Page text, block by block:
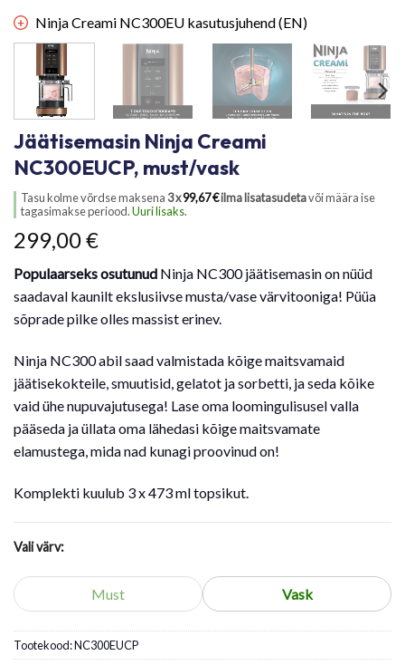
Ninja Creami NC300EU kasutusjuhend (EN)
Jäätisemasin Ninja Creami
NC300EUCP, must/vask
Tasu kolme võrdse maksena 3 x99,67€ilma lisatasudetavõi määra ise
tagasimakse periood.Uuri lisaks.
299,00€
Populaarseks osutunud Ninja NC300 jäätisemasin on nüüd
saadaval kaunilt ekslusiivse musta/vase värvitooniga! Püüa
sõprade pilke olles massist erinev.
Ninja NC300 abil saad valmistada kõige maitsvamaid
jäätisekokteile, smuutisid, gelatot ja sorbetti, ja seda kõike
vaid ühe nupuvajutusega! Lase oma loomingulisusel valla
pääseda ja üllata oma lähedasi kõige maitsvamate
elamustega, mida nad kunagi proovinud on!
Komplekti kuulub 3 x 473 ml topsikut.
Vali värv:
Must Vask
Tootekood:NC300EUCP